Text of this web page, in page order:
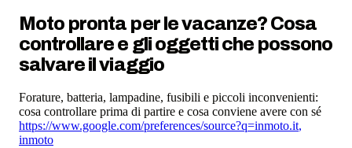
Moto pronta per le vacanze? Cosa
controllare e gli oggetti che possono
salvare il viaggio
Forature, batteria, lampadine, fusibili e piccoli inconvenienti:
cosa controllare prima di partire e cosa conviene avere con sé
https://www.google.com/preferences/source?q=inmoto.it,
inmoto